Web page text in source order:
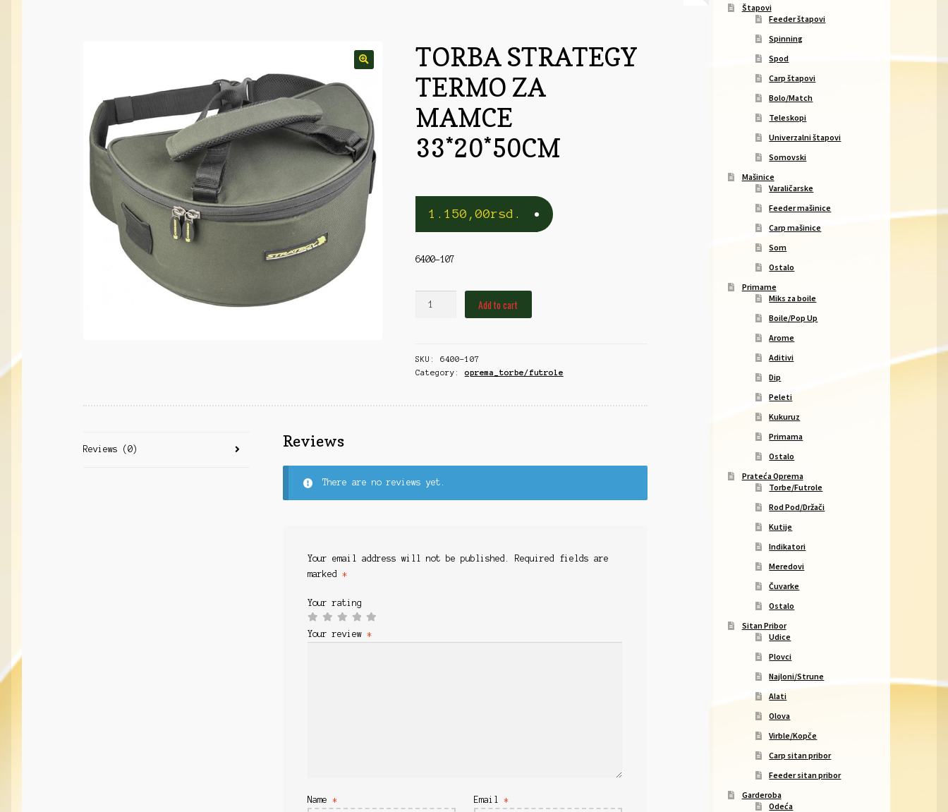
TORBA STRATEGY
TERMO ZA
MAMCE
33*20*50CM
1.150,00rsd.
6400-107
MAMCE
33*20*50CM
Add to cart
SKU: 6400-107
Category:oprema_torbe/futrole
Reviews (0) Reviews
There are no reviews yet.
Your email address will not be published.
Required fields are
marked*
Your rating
Your review*
Name* Email*
Štapovi
Feeder štapovi
Spinning
Spod
Carp štapovi
Bolo/Match
Teleskopi
Univerzalni štapovi
Somovski
Mašinice
Varaličarske
Feeder mašinice
Carp mašinice
Som
Ostalo
Primame
Miks za boile
Boile/Pop Up
Arome
Aditivi
Dip
Peleti
Kukuruz
Primama
Ostalo
Prateća Oprema
Torbe/Futrole
Rod Pod/Držači
Kutije
Indikatori
Meredovi
Čuvarke
Ostalo
Sitan Pribor
Udice
Plovci
Najloni/Strune
Alati
Olova
Virble/Kopče
Carp sitan pribor
Feeder sitan pribor
Garderoba
Odeća